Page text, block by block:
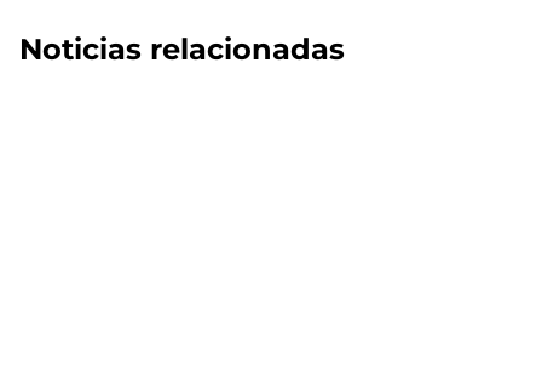
Noticias relacionadas